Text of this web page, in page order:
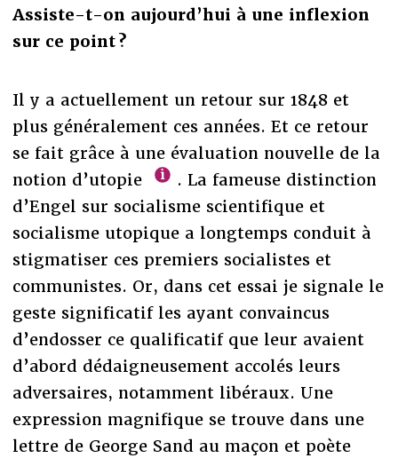
Assiste-t-on aujourd’hui à une inflexion
sur ce point ?
Il y a actuellement un retour sur 1848 et
plus généralement ces années. Et ce retour
se fait grâce à une évaluation nouvelle de la
notion d’utopie
. La fameuse distinction
d’Engel sur socialisme scientifique et
socialisme utopique a longtemps conduit à
stigmatiser ces premiers socialistes et
communistes. Or, dans cet essai je signale le
geste significatif les ayant convaincus
d’endosser ce qualificatif que leur avaient
d’abord dédaigneusement accolés leurs
adversaires, notamment libéraux. Une
expression magnifique se trouve dans une
lettre de George Sand au maçon et poète